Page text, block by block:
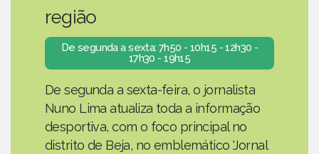
região
De segunda a sexta: 7h50 - 10h15 - 12h30 -
17h30 - 19h15
De segunda a sexta-feira, o jornalista
Nuno Lima atualiza toda a informação
desportiva, com o foco principal no
distrito de Beja, no emblemático 'Jornal